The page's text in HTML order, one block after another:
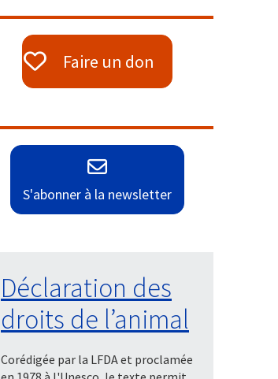
Faire un don
S'abonner à la newsletter
Déclaration des
droits de l’animal
Corédigée par la LFDA et proclamée